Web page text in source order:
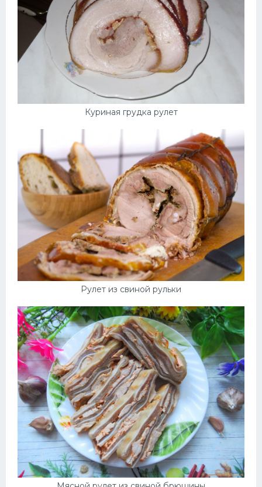
Куриная грудка рулет
Рулет из свиной рульки